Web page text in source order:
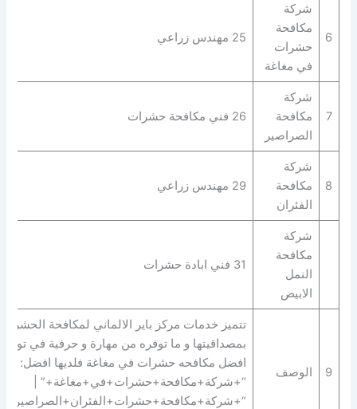
6
شركة
مكافحة
حشرات
في مغاغة
25 مهندس زراعي
7
شركة
مكافحة
الصراصير
26 فني مكافحة حشرات
8
شركة
مكافحة
الفئران
29 مهندس زراعي
شركة
مكافحة
النمل
الابيض
31 فني ابادة حشرات
9 الوصف
تتميز خدمات مركز باير الالماني لمكافحة الحشرات
بمصداقيتها و ما توفره من مهارة و حرفية في توفير
افضل مكافحه حشرات في مغاغة فلديها افضل:
“+شركة+مكافحة+حشرات+في+مغاغة+” |